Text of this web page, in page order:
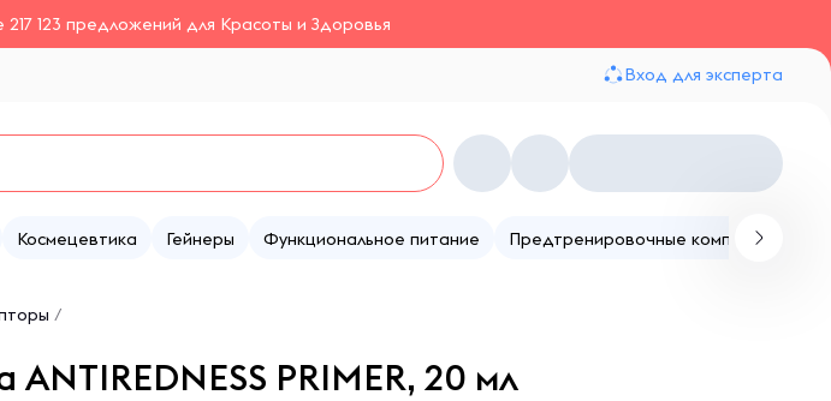
217 123 предложений для Красоты и Здоровья
Вход для эксперта
Космецевтика Гейнеры Функциональное питание Предтренировочные комплексы
/
PRIMER, 20 мл